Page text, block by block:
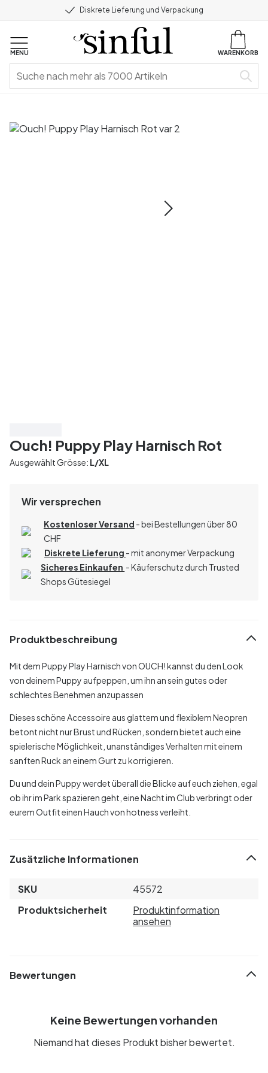
Diskrete Lieferung und Verpackung
MENU WARENKORB
Ouch! Puppy Play Harnisch Rot
Ausgewählt Grösse: L/XL
Wir versprechen
Kostenloser Versand - bei Bestellungen über 80
CHF
Diskrete Lieferung - mit anonymer Verpackung
Sicheres Einkaufen - Käuferschutz durch Trusted
Shops Gütesiegel
Produktbeschreibung
Mit dem Puppy Play Harnisch von OUCH! kannst du den Look
von deinem Puppy aufpeppen, um ihn an sein gutes oder
schlechtes Benehmen anzupassen
Dieses schöne Accessoire aus glattem und flexiblem Neopren
betont nicht nur Brust und Rücken, sondern bietet auch eine
spielerische Möglichkeit, unanständiges Verhalten mit einem
sanften Ruck an einem Gurt zu korrigieren.
Du und dein Puppy werdet überall die Blicke auf euch ziehen, egal
ob ihr im Park spazieren geht, eine Nacht im Club verbringt oder
eurem Outfit einen Hauch von hotness verleiht.
Zusätzliche Informationen
SKU
45572
Produktsicherheit
Produktinformation
ansehen
Bewertungen
Keine Bewertungen vorhanden
Niemand hat dieses Produkt bisher bewertet.